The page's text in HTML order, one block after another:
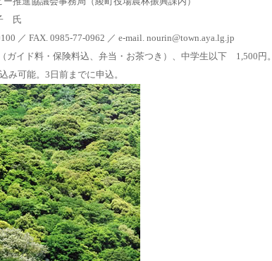
氏
／ FAX. 0985-77-0962 ／ e-mail. nourin@town.aya.lg.jp
ガイド料・保険料込、弁当・お茶つき）、中学生以下 1,500円。
み可能。3日前までに申込。